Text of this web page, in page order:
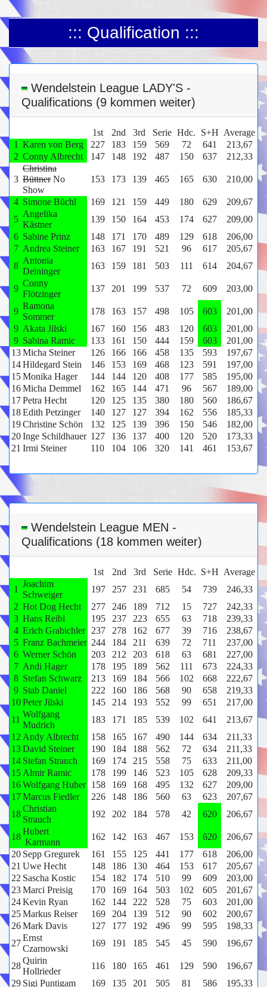
::: Qualification :::
Wendelstein League LADY'S -
Qualifications (9 kommen weiter)
1st 2nd 3rd Serie Hdc. S+H Average
1 Karen von Berg 227 183 159 569 72 641
213,67
2 Conny Albrecht 147 148 192 487 150 637 212,33
3
Christina
BüttnerNo
Show
153 173 139 465 165 630 210,00
4 Simone Büchl 169 121 159 449 180 629
209,67
5
Angelika
Kästner
139 150 164 453 174 627
209,00
6 Sabine Prinz 148 171 170 489 129 618
206,00
7 Andrea Steiner 163 167 191 521 96 617
205,67
8
Antonia
Deininger
163 159 181 503 111 614 204,67
9
Conny
Flötzinger
137 201 199 537 72 609 203,00
9
Ramona
Sommer
178 163 157 498 105 603
201,00
9 Akata Jilski 167 160 156 483 120 603
201,00
9 Sabina Ramic 133 161 150 444 159 603
201,00
13 Micha Steiner 126 166 166 458 135 593
197,67
14 Hildegard Stein 146 153 169 468 123 591
197,00
15 Monika Hager 144 144 120 408 177 585
195,00
16 Micha Demmel 162 165 144 471 96 567
189,00
17 Petra Hecht 120 125 135 380 180 560
186,67
18 Edith Petzinger 140 127 127 394 162 556
185,33
19 Christine Schön 132 125 139 396 150 546
182,00
20 Inge Schildhauer 127 136 137 400 120 520
173,33
21 Irmi Steiner 110 104 106 320 141 461 153,67
Wendelstein League MEN -
Qualifications (18 kommen weiter)
1st 2nd 3rd Serie Hdc. S+H Average
1
Joachim
Schweiger
197 257 231 685 54 739
246,33
2 Hot Dog Hecht 277 246 189 712 15 727
242,33
3 Hans Reibl 195 237 223 655 63 718
239,33
4 Erich Grabichler 237 278 162 677 39 716
238,67
5 Franz Bachmeier 244 184 211 639 72 711
237,00
6 Werner Schön 203 212 203 618 63 681
227,00
7 Andi Hager 178 195 189 562 111 673
224,33
8 Stefan Schwarz 213 169 184 566 102 668
222,67
9 Stab Daniel 222 160 186 568 90 658
219,33
10 Peter Jilski 145 214 193 552 99 651
217,00
11
Wolfgang
Mudrich
183 171 185 539 102 641
213,67
12 Andy Albrecht 158 165 167 490 144 634
211,33
13 David Steiner 190 184 188 562 72 634
211,33
14 Stefan Strauch 169 174 215 558 75 633
211,00
15 Almir Ramic 178 199 146 523 105 628
209,33
16 Wolfgang Huber 158 169 168 495 132 627
209,00
17 Marcus Fiedler 226 148 186 560 63 623
207,67
18
Christian
Strauch
192 202 184 578 42 620 206,67
18
Hubert
Karmann
162 142 163 467 153 620
206,67
20 Sepp Gregurek 161 155 125 441 177 618
206,00
21 Uwe Hecht 148 186 130 464 153 617
205,67
22 Sascha Kostic 154 182 174 510 99 609
203,00
23 Marci Preisig 170 169 164 503 102 605
201,67
24 Kevin Ryan 162 144 222 528 75 603
201,00
25 Markus Reiser 169 204 139 512 90 602
200,67
26 Mark Davis 127 177 192 496 99 595
198,33
27
Ernst
Czarnowski
169 191 185 545 45 590 196,67
28
Quirin
Hollrieder
116 180 165 461 129 590
196,67
29 Sigi Puntigam 169 135 201 505 81 586 195,33